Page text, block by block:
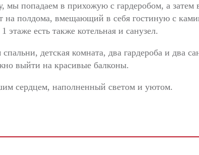
мы попадаем в прихожую с гардеробом, а
на полдома, вмещающий в себя гостиную с
есть также котельная и санузел.
детская комната, два гардероба и два
выйти на красивые балконы.
сердцем, наполненный светом и уютом.